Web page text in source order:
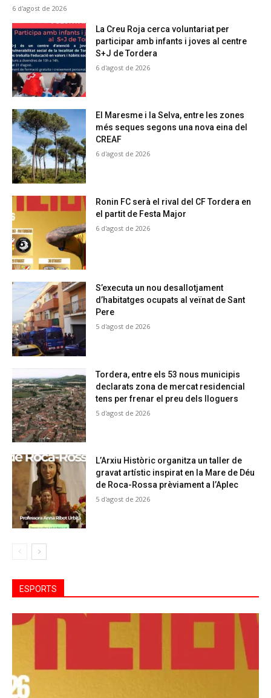
6 d'agost de 2026
La Creu Roja cerca voluntariat per
participar amb infants i joves al centre
S+J de Tordera
6 d'agost de 2026
El Maresme i la Selva, entre les zones
més seques segons una nova eina del
CREAF
6 d'agost de 2026
Ronin FC serà el rival del CF Tordera en
el partit de Festa Major
6 d'agost de 2026
S’executa un nou desallotjament
d’habitatges ocupats al veïnat de Sant
Pere
5 d'agost de 2026
Tordera, entre els 53 nous municipis
declarats zona de mercat residencial
tens per frenar el preu dels lloguers
5 d'agost de 2026
L’Arxiu Històric organitza un taller de
gravat artístic inspirat en la Mare de Déu
de Roca-Rossa prèviament a l’Aplec
5 d'agost de 2026
ESPORTS